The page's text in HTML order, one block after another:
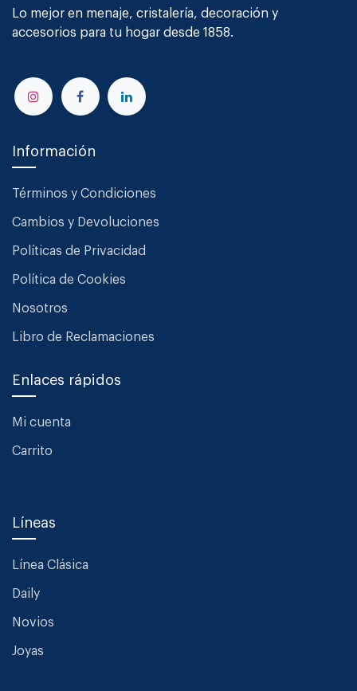
Lo mejor en menaje, cristalería, decoración y
accesorios para tu hogar desde 1858.
Información
Términos y Condiciones
Cambios y Devoluciones
Políticas de Privacidad
Política de Cookies
Nosotros
Libro de Reclamaciones
Enlaces rápidos
Mi cuenta
Carrito
Líneas
Línea Clásica
Daily
Novios
Joyas